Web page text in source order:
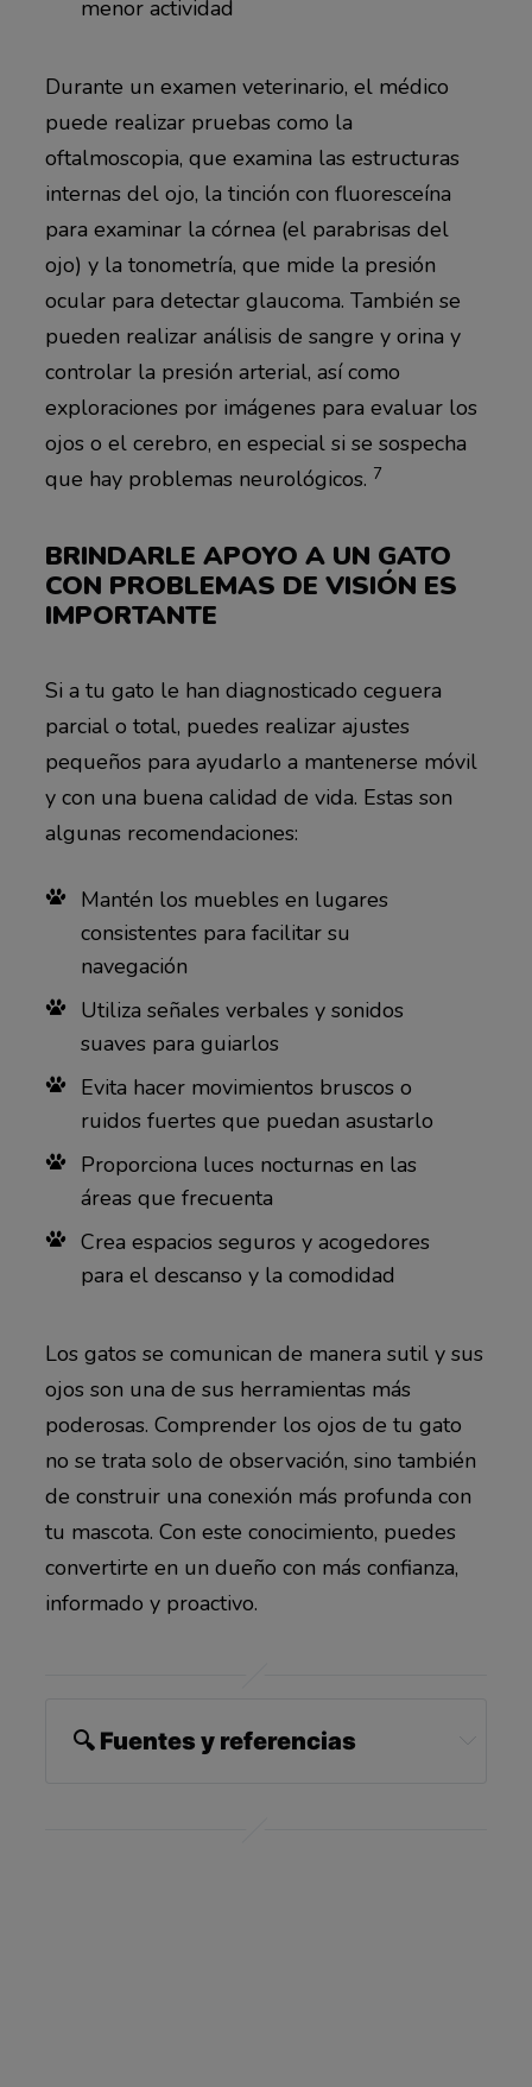
menor actividad
Durante un examen veterinario, el médico
puede realizar pruebas como la
oftalmoscopia, que examina las estructuras
internas del ojo, la tinción con fluoresceína
para examinar la córnea (el parabrisas del
ojo) y la tonometría, que mide la presión
ocular para detectar glaucoma. También se
pueden realizar análisis de sangre y orina y
controlar la presión arterial, así como
exploraciones por imágenes para evaluar los
ojos o el cerebro, en especial si se sospecha
que hay problemas neurológicos. 7
BRINDARLE APOYO A UN GATO
CON PROBLEMAS DE VISIÓN ES
IMPORTANTE
Si a tu gato le han diagnosticado ceguera
parcial o total, puedes realizar ajustes
pequeños para ayudarlo a mantenerse móvil
y con una buena calidad de vida. Estas son
algunas recomendaciones:
Mantén los muebles en lugares
consistentes para facilitar su
navegación
Utiliza señales verbales y sonidos
suaves para guiarlos
Evita hacer movimientos bruscos o
ruidos fuertes que puedan asustarlo
Proporciona luces nocturnas en las
áreas que frecuenta
Crea espacios seguros y acogedores
para el descanso y la comodidad
Los gatos se comunican de manera sutil y sus
ojos son una de sus herramientas más
poderosas. Comprender los ojos de tu gato
no se trata solo de observación, sino también
de construir una conexión más profunda con
tu mascota. Con este conocimiento, puedes
convertirte en un dueño con más confianza,
informado y proactivo.
🔍 Fuentes y referencias